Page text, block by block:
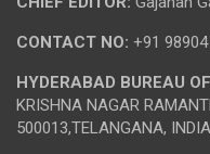
CONTACT NO: +91
HYDERABAD BUREAU
KRISHNA NAGAR
500013,TELANGANA,